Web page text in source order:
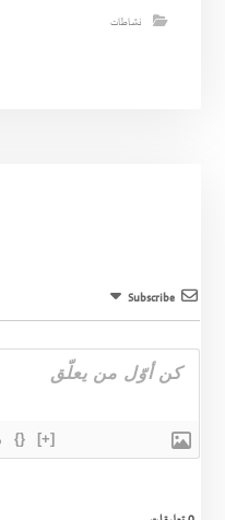
نشاطات
Subscribe
{} [+]